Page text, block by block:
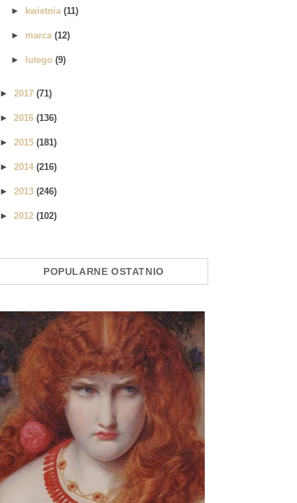
► kwietnia (11)
► marca (12)
► lutego (9)
► 2017 (71)
► 2016 (136)
► 2015 (181)
► 2014 (216)
► 2013 (246)
► 2012 (102)
POPULARNE OSTATNIO